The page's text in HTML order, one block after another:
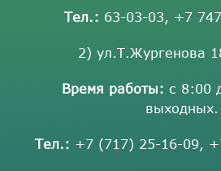
Тел.: 63-03-03, +7
2) ул.Т.Жургенова
Время работы: с 8:00
выходных.
Тел.: +7 (717) 25-16-09,